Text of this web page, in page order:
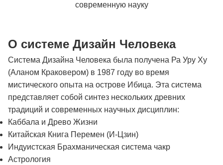
современную науку
О системе Дизайн Человека
Система Дизайна Человека была получена Ра Уру Ху
(Аланом Краковером) в 1987 году во время
мистического опыта на острове Ибица. Эта система
представляет собой синтез нескольких древних
традиций и современных научных дисциплин:
Каббала и Древо Жизни
Китайская Книга Перемен (И-Цзин)
Индуистская Брахманическая система чакр
Астрология